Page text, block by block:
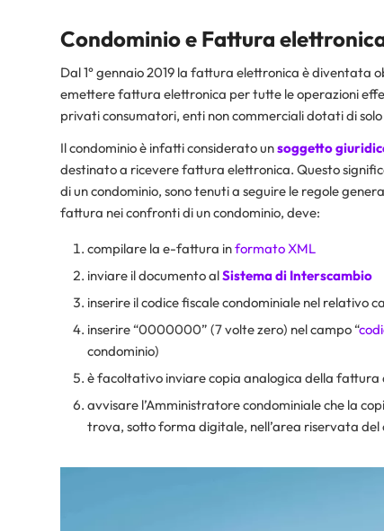
Condominio e Fattura
Dal 1° gennaio 2019 la fattura elettronica è diventata
emettere fattura elettronica per tutte le operazioni
privati consumatori, enti non commerciali dotati di
Il condominio è infatti considerato unsoggetto
destinato a ricevere fattura elettronica. Questo
di un condominio, sono tenuti a seguire le regole
fattura nei confronti di un condominio, deve:
compilare la e-fattura informato XML
inviare il documento alSistema di Interscambio
inserire il codice fiscale condominiale nel relativo
inserire “0000000” (7 volte zero) nel campo “
condominio)
è facoltativo inviare copia analogica della fattura
avvisare l’Amministratore condominiale che la
trova, sotto forma digitale, nell’area riservata